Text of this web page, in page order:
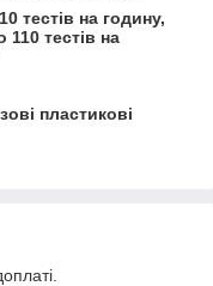
тестів на годину,
тестів на
пластикові